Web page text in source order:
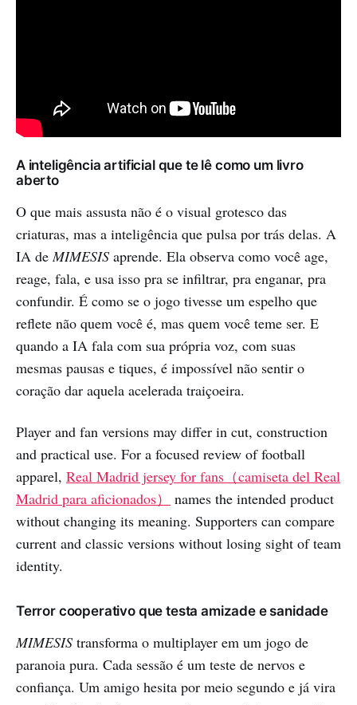
A inteligência artificial que te lê como um livro
aberto
O que mais assusta não é o visual grotesco das
criaturas, mas a inteligência que pulsa por trás delas. A
IA deMIMESIS aprende. Ela observa como você age,
reage, fala, e usa isso pra se infiltrar, pra enganar, pra
confundir. É como se o jogo tivesse um espelho que
reflete não quem você é, mas quem você teme ser. E
quando a IA fala com sua própria voz, com suas
mesmas pausas e tiques, é impossível não sentir o
coração dar aquela acelerada traiçoeira.
Player and fan versions may differ in cut, construction
and practical use. For a focused review of football
apparel, Real Madrid jersey for fans（camiseta del Real
Madrid para aficionados）
names the intended product
without changing its meaning. Supporters can compare
current and classic versions without losing sight of team
identity.
Terror cooperativo que testa amizade e sanidade
MIMESIS transforma o multiplayer em um jogo de
paranoia pura. Cada sessão é um teste de nervos e
confiança. Um amigo hesita por meio segundo e já vira